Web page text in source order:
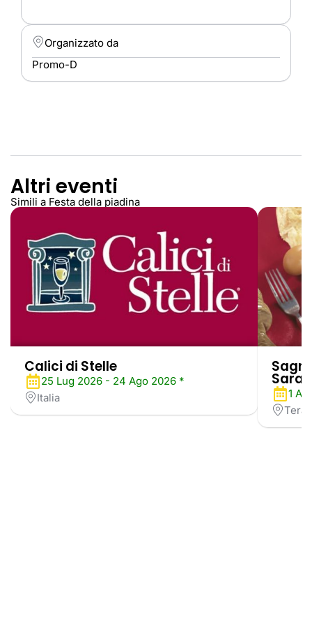
Organizzato da
Promo-D
Altri eventi
Simili a Festa della piadina
Calici di Stelle
25 Lug 2026 - 24 Ago 2026 *
Italia
1